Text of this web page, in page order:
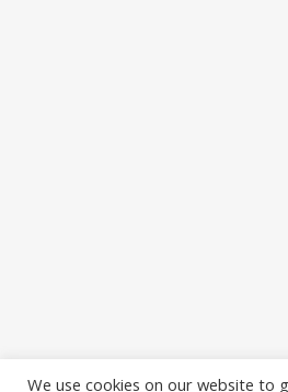
We use cookies on our website to